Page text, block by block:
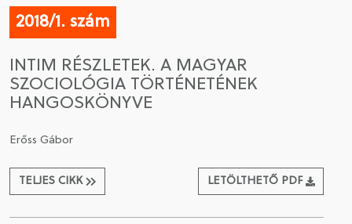
CSATLAKOZÁS A TÁRSASÁGHOZ / MEGÚJÍTOM A
TAGSÁGOMAT
2018/1. szám
INTIM RÉSZLETEK. A MAGYAR
SZOCIOLÓGIA TÖRTÉNETÉNEK
HANGOSKÖNYVE
Erőss Gábor
TELJES CIKK LETÖLTHETŐ PDF